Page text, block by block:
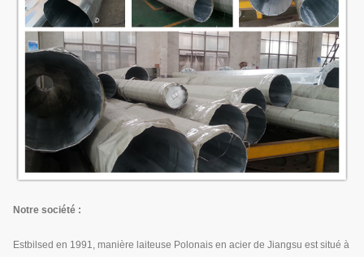
Notre société :
Estbilsed en 1991, manière laiteuse Polonais en acier de Jiangsu est situé à